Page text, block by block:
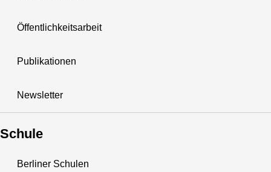
Öffentlichkeitsarbeit
Publikationen
Newsletter
Schule
Berliner Schulen